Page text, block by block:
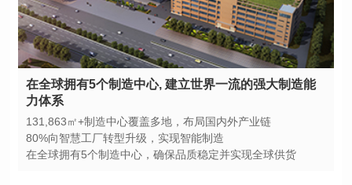
力体系
131,863㎡+制造中心覆盖多地，布局国内外产业链
80%向智慧工厂转型升级，实现智能制造
在全球拥有5个制造中心，确保品质稳定并实现全球供货